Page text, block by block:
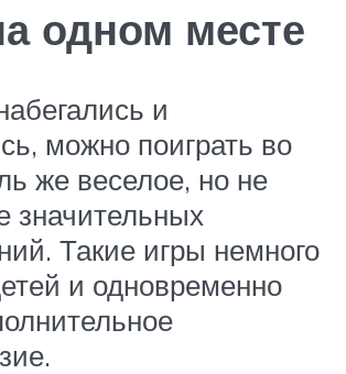
одном месте
и
можно поиграть во
же веселое, но не
значительных
Такие игры немного
и одновременно